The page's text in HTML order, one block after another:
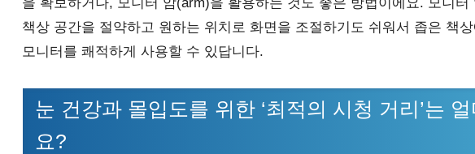
을 확보하거나, 모니터 암(arm)을 활용하는 것도 좋은 방법이에요. 모니터
책상 공간을 절약하고 원하는 위치로 화면을 조절하기도 쉬워서 좁은 책상
모니터를 쾌적하게 사용할 수 있답니다.
눈 건강과 몰입도를 위한 ‘최적의 시청 거리’는
요?